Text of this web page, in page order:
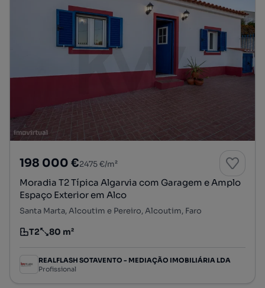
198 000 €2475 €/m²
Moradia T2 Típica Algarvia com Garagem e Amplo
Espaço Exterior em Alco
Santa Marta, Alcoutim e Pereiro, Alcoutim, Faro
Tipologia
T2
Preço por metro quadrado
80 m²
REALFLASH SOTAVENTO - MEDIAÇÃO IMOBILIÁRIA LDA
Profissional